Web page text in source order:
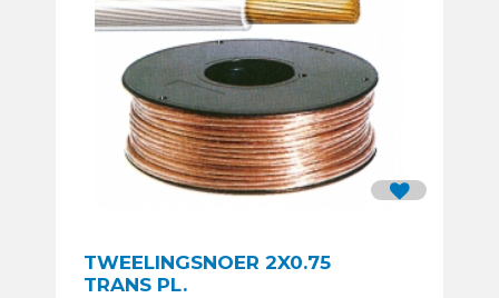
TWEELINGSNOER 2X0.75
TRANS PL.